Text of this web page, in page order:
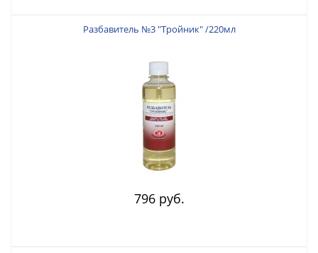
Разбавитель №3 "Тройник" /220мл
796 руб.